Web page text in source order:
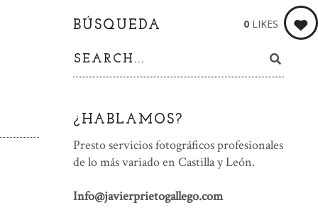
0 LIKES
BÚSQUEDA
¿HABLAMOS?
Presto servicios fotográficos profesionales
de lo más variado en Castilla y León.
Info@javierprietogallego.com